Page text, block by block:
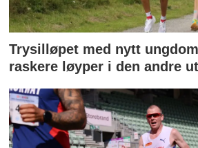
Trysilløpet med nytt
raskere løyper i den andre